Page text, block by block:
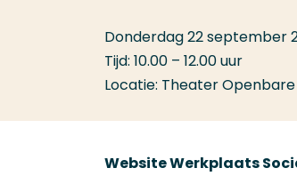
Donderdag 22 september
Tijd: 10.00 – 12.00 uur
Locatie: Theater
Website Werkplaats